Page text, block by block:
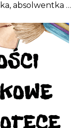
absolwentka …